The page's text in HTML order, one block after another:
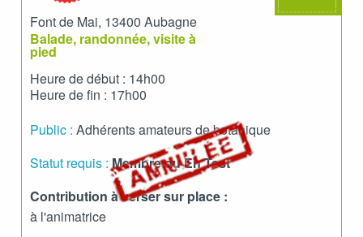
Font de Mai, 13400 Aubagne
Balade, randonnée, visite à
pied
Heure de début : 14h00
Heure de fin : 17h00
Public : Adhérents amateurs de botanique
Statut requis : Membre ou En Test
Contribution à verser sur place :
à l'animatrice